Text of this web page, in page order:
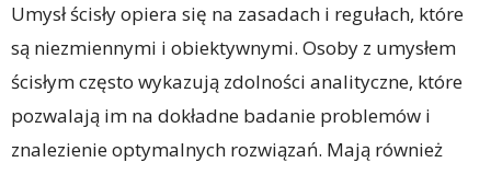
Umysł ścisły opiera się na zasadach i regułach, które
są niezmiennymi i obiektywnymi. Osoby z umysłem
ścisłym często wykazują zdolności analityczne, które
pozwalają im na dokładne badanie problemów i
znalezienie optymalnych rozwiązań. Mają również